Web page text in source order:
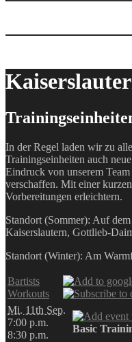
In der Regel laden wir zu
Trainingseinheiten auch
Eindruck von unserem
verschaffen. Mit einer
Vorbereitungen erleichtern.
Standort (Sommer): Auf
Kaiserslautern, Gottlieb-
Standort (Winter): Am
Bartists
Workouts
Mi. 11th Sep.
7:00 p.m.
8:30 p.m.
Basic